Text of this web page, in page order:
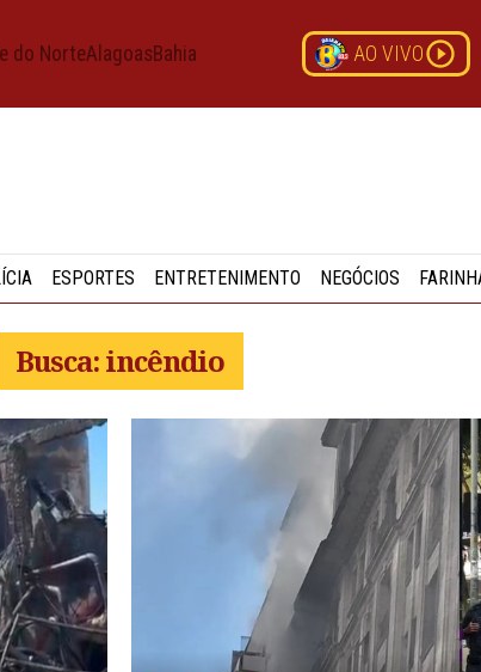
do NorteAlagoasBahia AO VIVO
ESPORTES ENTRETENIMENTO NEGÓCIOS
Busca: incêndio